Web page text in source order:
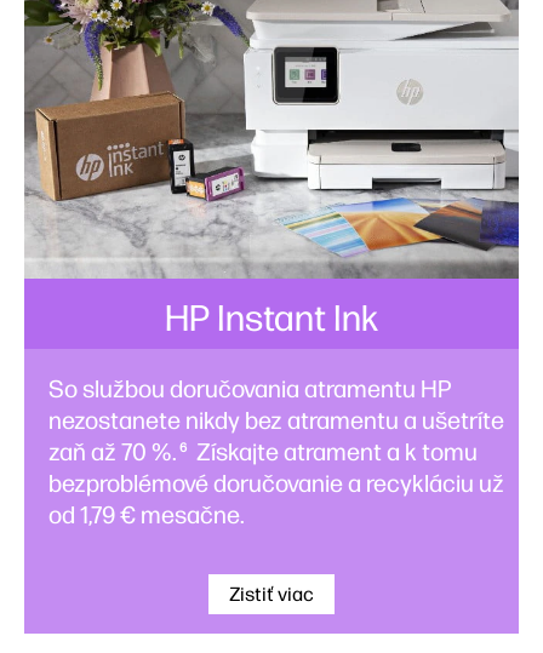
HP Instant Ink
So službou doručovania atramentu HP
nezostanete nikdy bez atramentu a ušetríte
zaň až 70 %.
6Získajte atrament a k tomu
bezproblémové doručovanie a recykláciu už
od 1,79 € mesačne.
Zistiť viac